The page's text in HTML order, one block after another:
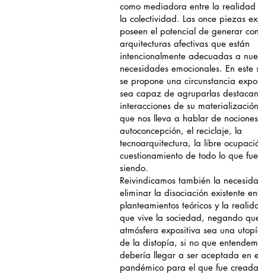
como mediadora entre la realidad
la colectividad. Las once piezas
poseen el potencial de generar
arquitecturas afectivas que están
intencionalmente adecuadas a
necesidades emocionales. En este
se propone una circunstancia
sea capaz de agruparlas
interacciones de su
que nos lleva a hablar de
autoconcepción, el reciclaje, la
tecnoarquitectura, la libre
cuestionamiento de todo lo que
siendo.
Reivindicamos también la
eliminar la disociación existente
planteamientos teóricos y la
que vive la sociedad, negando
atmósfera expositiva sea una
de la distopía, si no que
debería llegar a ser aceptada en
pandémico para el que fue